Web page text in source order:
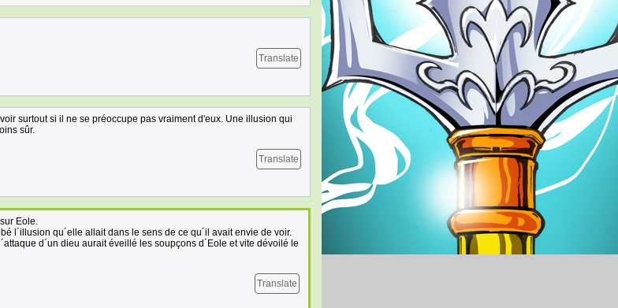
Translate
surtout si il ne se préoccupe pas vraiment d'eux. Une illusion qui
sûr.
Translate
Eole.
l´illusion qu´elle allait dans le sens de ce qu´il avait envie de voir.
d´un dieu aurait éveillé les soupçons d´Eole et vite dévoilé le
Translate